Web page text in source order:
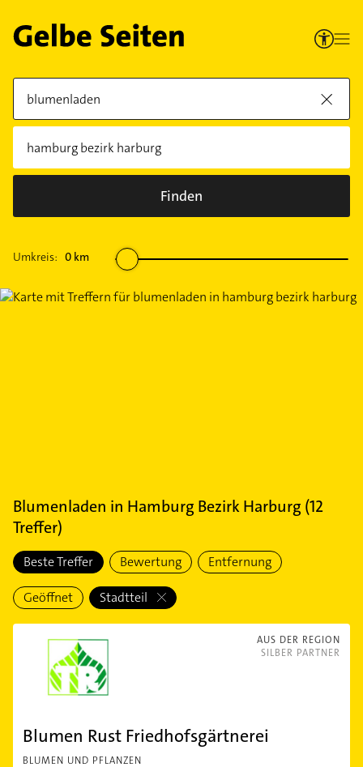
Finden
Umkreis: 0 km
Blumenladen in Hamburg Bezirk Harburg (12
Treffer)
Beste Treffer Bewertung Entfernung
Geöffnet Stadtteil
AUS DER REGION
SILBER PARTNER
Blumen Rust Friedhofsgärtnerei
BLUMEN UND PFLANZEN